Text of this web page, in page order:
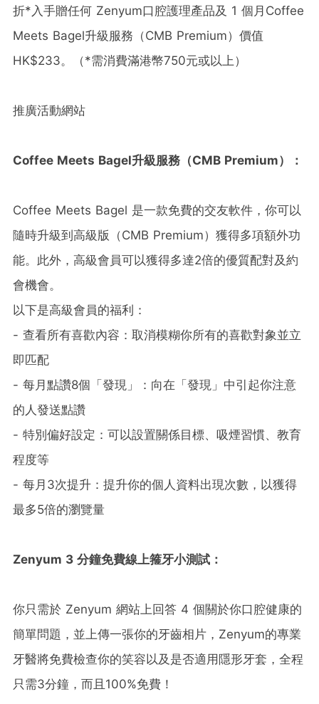
折*入手贈任何 Zenyum口腔護理產品及 1 個月Coffee
Meets Bagel升級服務（CMB Premium）價值
HK$233。（*需消費滿港幣750元或以上）
推廣活動網站
Coffee Meets Bagel升級服務（CMB Premium）：
Coffee Meets Bagel 是一款免費的交友軟件，你可以
隨時升級到高級版（CMB Premium）獲得多項額外功
能。此外，高級會員可以獲得多達2倍的優質配對及約
會機會。
以下是高級會員的福利：
- 查看所有喜歡內容：取消模糊你所有的喜歡對象並立
即匹配
- 每月點讚8個「發現」：向在「發現」中引起你注意
的人發送點讚
- 特別偏好設定：可以設置關係目標、吸煙習慣、教育
程度等
- 每月3次提升：提升你的個人資料出現次數，以獲得
最多5倍的瀏覽量
Zenyum 3 分鐘免費線上箍牙小測試：
你只需於 Zenyum 網站上回答 4 個關於你口腔健康的
簡單問題，並上傳一張你的牙齒相片，Zenyum的專業
牙醫將免費檢查你的笑容以及是否適用隱形牙套，全程
只需3分鐘，而且100%免費！